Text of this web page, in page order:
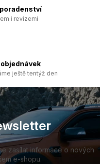
i revizemi
ještě tentýž den
zasílat informace o nových
e-shopu.